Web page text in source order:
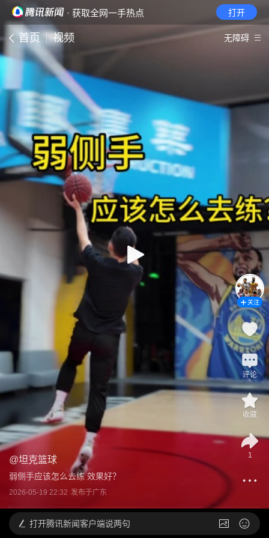
· 获取全网一手热点 打开
首页 视频 无障碍
@坦克篮球
弱侧手应该怎么去练 效果好？
2026-05-19 22:32 发布于广东
关注
评论
收藏
1
打开腾讯新闻客户端说两句